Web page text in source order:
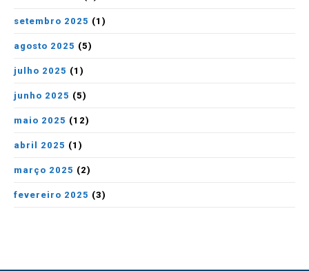
setembro 2025 (1)
agosto 2025 (5)
julho 2025 (1)
junho 2025 (5)
maio 2025 (12)
abril 2025 (1)
março 2025 (2)
fevereiro 2025 (3)